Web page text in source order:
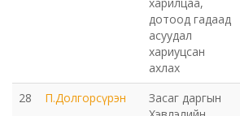
дотоод гадаад
асуудал
хариуцсан
ахлах
28 П.Долгорсүрэн
Засаг даргын